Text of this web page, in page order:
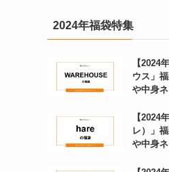
2024年福袋特集
【2024
ウス」
や中身
【2024
レ）」
や中身